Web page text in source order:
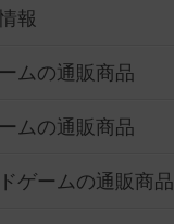
報
ムの通販商品
ムの通販商品
ゲームの通販商品